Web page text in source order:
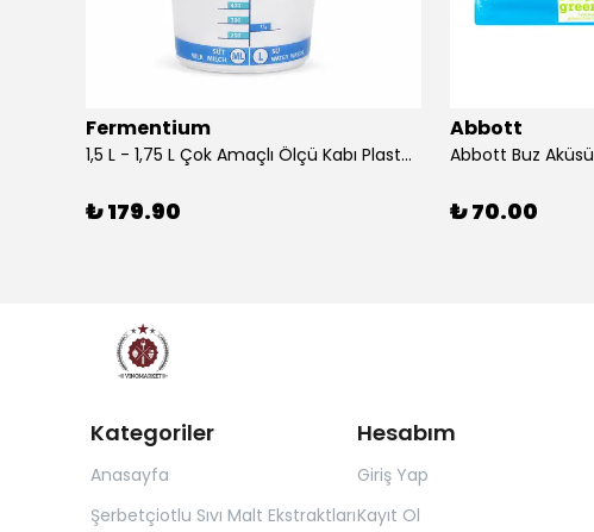
Fermentium
1,5 L - 1,75 L Çok Amaçlı Ölçü Kabı PlastArt
₺ 179.90
Abbott
Abbott Buz Aküsü
₺ 70.00
Kategoriler
Anasayfa
Şerbetçiotlu Sıvı Malt Ekstraktları
Hesabım
Giriş Yap
Kayıt Ol